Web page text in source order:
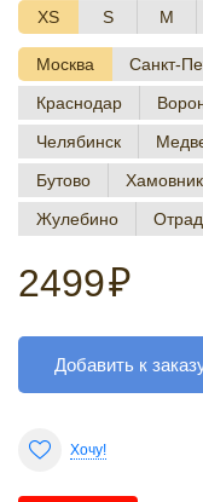
XS S M
Москва Санкт-
Краснодар
Челябинск
Бутово
Жулебино
2499₽
Добавить к
Хочу!